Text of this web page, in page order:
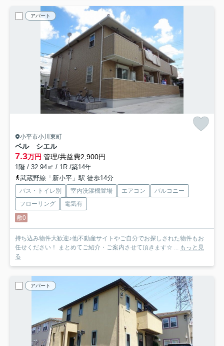
アパート
小平市小川東町
ベル シエル
7.3万円 管理/共益費2,900円
1階 / 32.94㎡ / 1R /築14年
武蔵野線「新小平」駅 徒歩14分
バス・トイレ別 室内洗濯機置場 エアコン
バルコニー
フローリング
電気有
敷0
持ち込み物件大歓迎♪他不動産サイトやご自分でお探しされた物件もお
任せください！ まとめてご紹介・ご案内させて頂きます☆ ... もっと見
る
アパート